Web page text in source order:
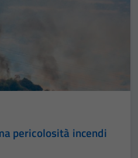
pericolosità incendi